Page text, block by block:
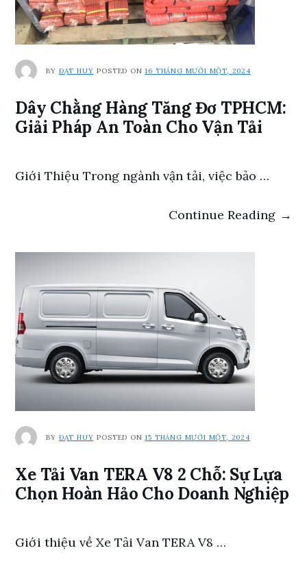
BY ĐẠT HUY POSTED ON16 THÁNG MƯỜI MỘT, 2024
Dây Chằng Hàng Tăng Đơ TPHCM:
Giải Pháp An Toàn Cho Vận Tải
Giới Thiệu Trong ngành vận tải, việc bảo …
Continue Reading →
BY ĐẠT HUY POSTED ON15 THÁNG MƯỜI MỘT, 2024
Xe Tải Van TERA V8 2 Chỗ: Sự Lựa
Chọn Hoàn Hảo Cho Doanh Nghiệp
Giới thiệu về Xe Tải Van TERA V8 …